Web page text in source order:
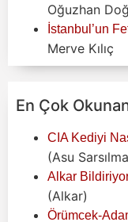
Oğuzhan
İstanbul’un
Merve Kılıç
En Çok
CIA Kediyi
(Asu
Alkar
(Alkar)
Örümcek-